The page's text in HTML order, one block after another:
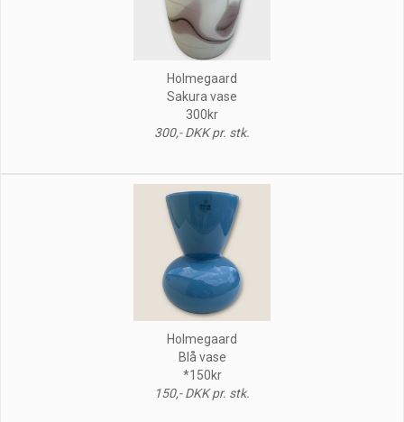
Holmegaard
Sakura vase
300kr
300,- DKK pr. stk.
Holmegaard
Blå vase
*150kr
150,- DKK pr. stk.